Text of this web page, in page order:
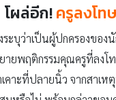
โผล่อีก!ครูลงโท
ะบุว่าเป็นผู้ปกครองขอ
ยพฤติกรรมคุณครูที่ลงโ
าะที่ปลายนิ้ว จากสาเ